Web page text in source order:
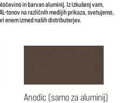
in barvan aluminij. Iz izkušenj vam,
tonov na različnih medijih prikaza, svetujemo,
enem izmed naših distributerjev.
Anodic (samo za aluminij)